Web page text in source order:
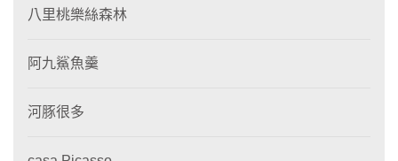
八里桃樂絲森林
阿九鯊魚羹
河豚很多